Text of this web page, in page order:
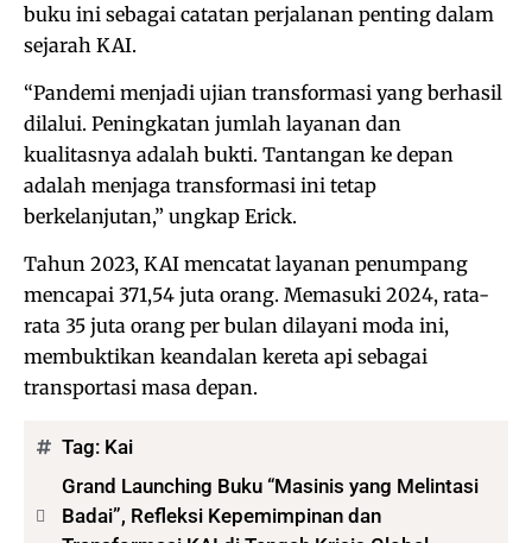
buku ini sebagai catatan perjalanan penting dalam
sejarah KAI.
“Pandemi menjadi ujian transformasi yang berhasil
dilalui. Peningkatan jumlah layanan dan
kualitasnya adalah bukti. Tantangan ke depan
adalah menjaga transformasi ini tetap
berkelanjutan,” ungkap Erick.
Tahun 2023, KAI mencatat layanan penumpang
mencapai 371,54 juta orang. Memasuki 2024, rata-
rata 35 juta orang per bulan dilayani moda ini,
membuktikan keandalan kereta api sebagai
transportasi masa depan.
Tag: Kai
Grand Launching Buku “Masinis yang Melintasi
Badai”, Refleksi Kepemimpinan dan